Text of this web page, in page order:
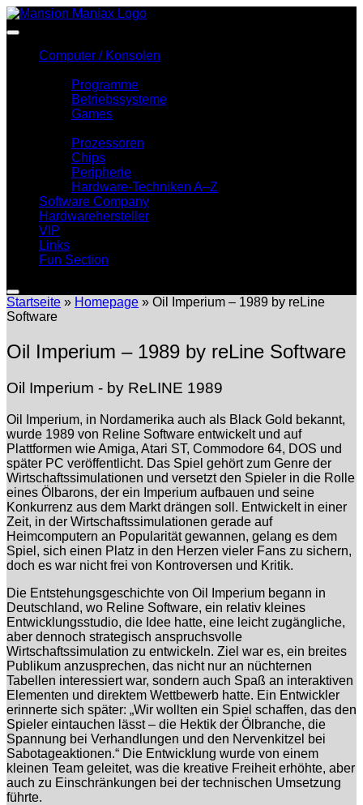
Zum
Inhalt
Computer / Konsolen
Programme
Betriebssysteme
Games
Prozessoren
Chips
Peripherie
Hardware-Techniken A–Z
Software Company
Hardwarehersteller
VIP
Links
Fun Section
Startseite » Homepage » Oil Imperium – 1989 by reLine
Software
Oil Imperium – 1989 by reLine Software
Oil Imperium - by ReLINE 1989
Oil Imperium, in Nordamerika auch als Black Gold bekannt,
wurde 1989 von Reline Software entwickelt und auf
Plattformen wie Amiga, Atari ST, Commodore 64, DOS und
später PC veröffentlicht. Das Spiel gehört zum Genre der
Wirtschaftssimulationen und versetzt den Spieler in die Rolle
eines Ölbarons, der ein Imperium aufbauen und seine
Konkurrenz aus dem Markt drängen soll. Entwickelt in einer
Zeit, in der Wirtschaftssimulationen gerade auf
Heimcomputern an Popularität gewannen, gelang es dem
Spiel, sich einen Platz in den Herzen vieler Fans zu sichern,
doch es war nicht frei von Kontroversen und Kritik.
Die Entstehungsgeschichte von Oil Imperium begann in
Deutschland, wo Reline Software, ein relativ kleines
Entwicklungsstudio, die Idee hatte, eine leicht zugängliche,
aber dennoch strategisch anspruchsvolle
Wirtschaftssimulation zu entwickeln. Ziel war es, ein breites
Publikum anzusprechen, das nicht nur an nüchternen
Tabellen interessiert war, sondern auch Spaß an interaktiven
Elementen und direktem Wettbewerb hatte. Ein Entwickler
erinnerte sich später: „Wir wollten ein Spiel schaffen, das den
Spieler eintauchen lässt – die Hektik der Ölbranche, die
Spannung bei Verhandlungen und den Nervenkitzel bei
Sabotageaktionen.“ Die Entwicklung wurde von einem
kleinen Team geleitet, was die kreative Freiheit erhöhte, aber
auch zu Einschränkungen bei der technischen Umsetzung
führte.